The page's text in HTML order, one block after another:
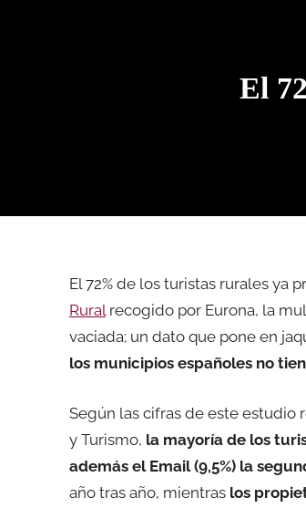
El
El 72% de los turistas rurales ya
Rural recogido por Eurona, la
vaciada; un dato que pone en
los municipios españoles no
Según las cifras de este estudio
y Turismo, la mayoría de los
además el Email (9,5%) la
año tras año, mientras los